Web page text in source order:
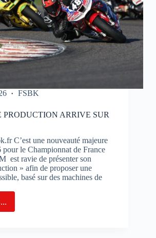
FSBK
PRODUCTION ARRIVE SUR
C’est une nouveauté majeure
le Championnat de France
est ravie de présenter son
» afin de proposer une
basé sur des machines de